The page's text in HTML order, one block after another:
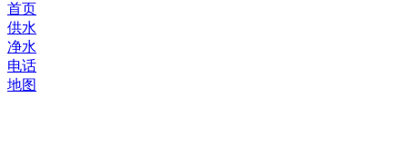
首页
供水
净水
电话
地图